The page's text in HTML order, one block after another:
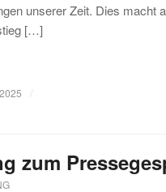
unserer Zeit. Dies macht
[…]
/
zum